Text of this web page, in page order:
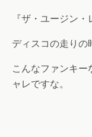
『ザ・ユージン・
ディスコの走りの
こんなファンキ
ャレですな。